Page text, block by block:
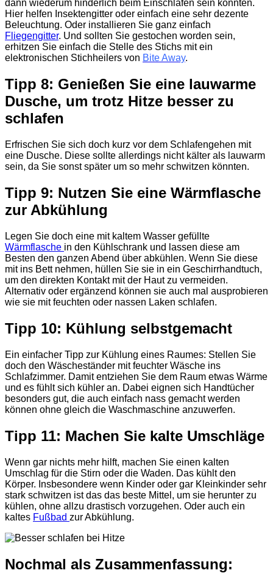
dann wiederum hinderlich beim Einschlafen sein könnten.
Hier helfen Insektengitter oder einfach eine sehr dezente
Beleuchtung. Oder installieren Sie ganz einfach
Fliegengitter. Und sollten Sie gestochen worden sein,
erhitzen Sie einfach die Stelle des Stichs mit ein
elektronischen Stichheilers von Bite Away.
Tipp 8: Genießen Sie eine lauwarme
Dusche, um trotz Hitze besser zu
schlafen
Erfrischen Sie sich doch kurz vor dem Schlafengehen mit
eine Dusche. Diese sollte allerdings nicht kälter als lauwarm
sein, da Sie sonst später um so mehr schwitzen könnten.
Tipp 9: Nutzen Sie eine Wärmflasche
zur Abkühlung
Legen Sie doch eine mit kaltem Wasser gefüllte
Wärmflasche in den Kühlschrank und lassen diese am
Besten den ganzen Abend über abkühlen. Wenn Sie diese
mit ins Bett nehmen, hüllen Sie sie in ein Geschirrhandtuch,
um den direkten Kontakt mit der Haut zu vermeiden.
Alternativ oder ergänzend können sie auch mal ausprobieren
wie sie mit feuchten oder nassen Laken schlafen.
Tipp 10: Kühlung selbstgemacht
Ein einfacher Tipp zur Kühlung eines Raumes: Stellen Sie
doch den Wäscheständer mit feuchter Wäsche ins
Schlafzimmer. Damit entziehen Sie dem Raum etwas Wärme
und es fühlt sich kühler an. Dabei eignen sich Handtücher
besonders gut, die auch einfach nass gemacht werden
können ohne gleich die Waschmaschine anzuwerfen.
Tipp 11: Machen Sie kalte Umschläge
Wenn gar nichts mehr hilft, machen Sie einen kalten
Umschlag für die Stirn oder die Waden. Das kühlt den
Körper. Insbesondere wenn Kinder oder gar Kleinkinder sehr
stark schwitzen ist das das beste Mittel, um sie herunter zu
kühlen, ohne allzu drastisch vorzugehen. Oder auch ein
kaltes Fußbad zur Abkühlung.
Nochmal als Zusammenfassung: